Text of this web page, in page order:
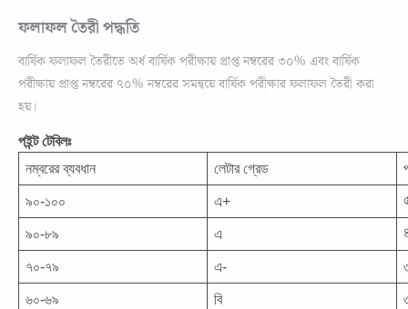
ফলাফল তৈরী পদ্ধতি
বার্ষিক ফলাফল তৈরীতে অর্ধ বার্ষিক পরীক্ষায় প্রাপ্ত নম্বরের ৩০% এবং বার্ষিক
পরীক্ষায় প্রাপ্ত নম্বরের ৭০% নম্বরের সমন্বয়ে বার্ষিক পরীক্ষার ফলাফল তৈরী করা
হয়।
পইন্ট টেবিলঃ
নম্বরের ব্যবধান
লেটার গ্রেড
৯০-১০০ এ+
৯০-৮৯ এ
৭০-৭৯ এ-
৬০-৬৯ বি